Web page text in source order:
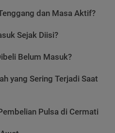
dan Masa Aktif?
Sejak Diisi?
Belum Masuk?
yang Sering Terjadi Saat
Pulsa di Cermati